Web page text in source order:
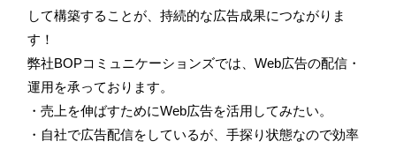
して構築することが、持続的な広告成果につながりま
す！
弊社BOPコミュニケーションズでは、Web広告の配信・
運用を承っております。
・売上を伸ばすためにWeb広告を活用してみたい。
・自社で広告配信をしているが、手探り状態なので効率